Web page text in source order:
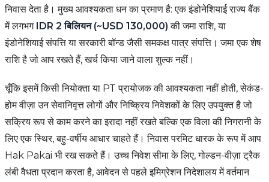
निवास देता है। मुख्य आवश्यकता धन का प्रमाण है: एक इंडोनेशियाई राज्य बैंक
में लगभग IDR 2 बिलियन (~USD 130,000) की जमा राशि, या
इंडोनेशियाई संपत्ति या सरकारी बॉन्ड जैसी समकक्ष पात्र संपत्ति। जमा एक शेष
राशि है जो आप रखते हैं, खर्च किया जाने वाला शुल्क नहीं।
चूँकि इसमें किसी नियोक्ता या PT प्रायोजक की आवश्यकता नहीं होती, सेकंड-
होम वीज़ा उन सेवानिवृत्त लोगों और निष्क्रिय निवेशकों के लिए उपयुक्त है जो
सक्रिय रूप से काम करने का इरादा नहीं रखते बल्कि एक विला की निगरानी के
लिए एक स्थिर, बहु-वर्षीय आधार चाहते हैं। निवास परमिट धारक के रूप में आप
Hak Pakai भी रख सकते हैं। उच्च निवेश सीमा के लिए, गोल्डन-वीज़ा ट्रैक
लंबी वैधता प्रदान करता है, आवेदन से पहले इमिग्रेशन निदेशालय में वर्तमान